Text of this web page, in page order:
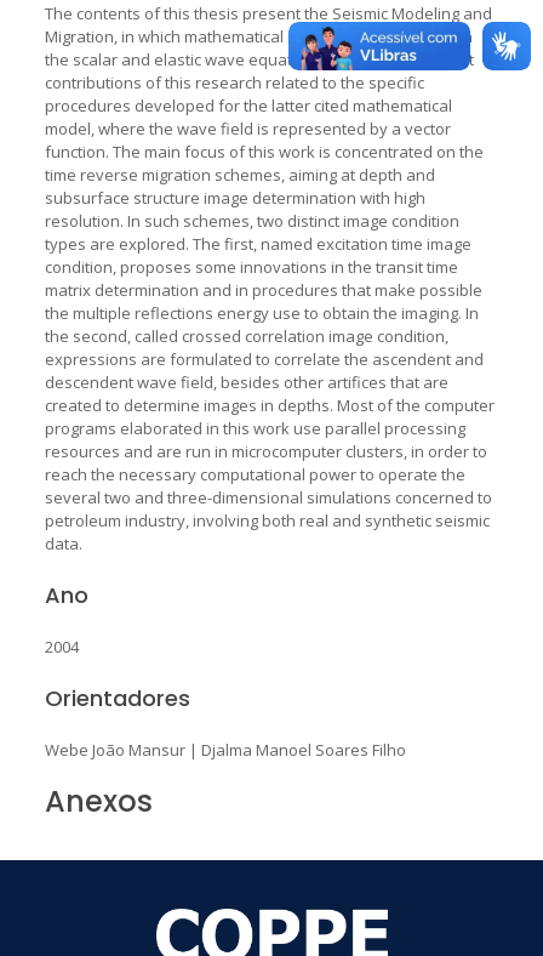
The contents of this thesis present the Seismic Modeling and
Migration, in which mathematical models are ruled by both
the scalar and elastic wave equations. The most important
contributions of this research related to the specific
procedures developed for the latter cited mathematical
model, where the wave field is represented by a vector
function. The main focus of this work is concentrated on the
time reverse migration schemes, aiming at depth and
subsurface structure image determination with high
resolution. In such schemes, two distinct image condition
types are explored. The first, named excitation time image
condition, proposes some innovations in the transit time
matrix determination and in procedures that make possible
the multiple reflections energy use to obtain the imaging. In
the second, called crossed correlation image condition,
expressions are formulated to correlate the ascendent and
descendent wave field, besides other artifices that are
created to determine images in depths. Most of the computer
programs elaborated in this work use parallel processing
resources and are run in microcomputer clusters, in order to
reach the necessary computational power to operate the
several two and three-dimensional simulations concerned to
petroleum industry, involving both real and synthetic seismic
data.
Ano
2004
Orientadores
Webe João Mansur| Djalma Manoel Soares Filho
Anexos